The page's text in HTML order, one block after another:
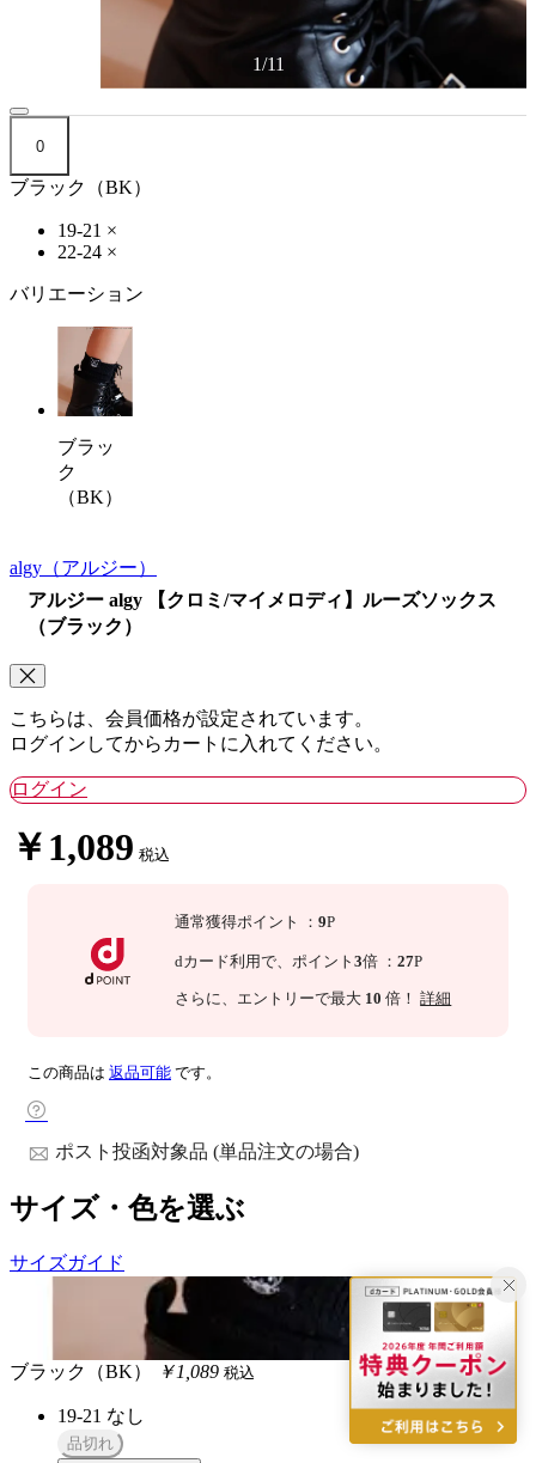
1/11
0
ブラック（BK）
19-21 ×
22-24 ×
バリエーション
ブラッ
ク
（BK）
algy （アルジー）
アルジー algy 【クロミ/マイメロディ】ルーズソックス
（ブラック）
こちらは、会員価格が設定されています。
ログインしてからカートに入れてください。
ログイン
￥1,089 税込
通常獲得ポイント ：9P
dカード利用で、ポイント3倍 ：27P
さらに、エントリーで最大 10 倍！詳細
この商品は 返品可能 です。
ポスト投函対象品 (単品注文の場合)
サイズ・色を選ぶ
サイズガイド
ブラック（BK） ￥1,089 税込
19-21 なし
品切れ